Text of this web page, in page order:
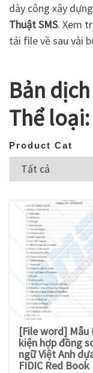
dày công xây
Thuật SMS. Xem
tải file về sau vài
Bản
Thể
Product Cat
[File word] Mẫu
kiện hợp đồng
ngữ Việt Anh
FIDIC Red Book